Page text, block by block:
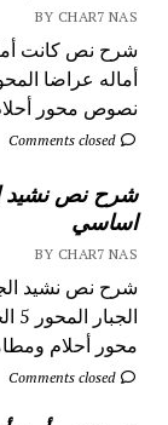
BY CHAR7 NAS
شرح نص كانت
نصوص محور
Comments closed
شرح نص نشيد
اساسي
BY CHAR7 NAS
شرح نص نشيد
محور أحلام ومطامح 8
Comments closed